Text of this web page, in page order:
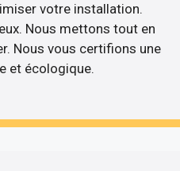
votre installation.
Nous mettons tout en
Nous vous certifions une
et écologique.